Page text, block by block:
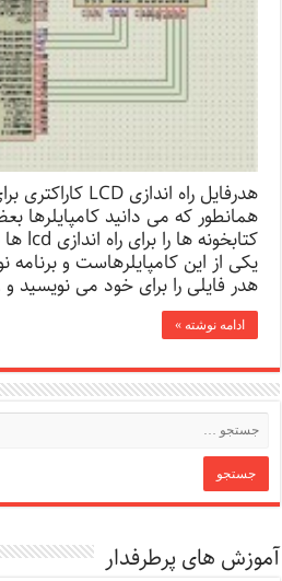
همانطور که می دانید کامپایلرها
یکی از این کامپایلرهاست و
هدر فایلی را برای خود می نویسید
ادامه نوشته »
آموزش های پرطرفدار